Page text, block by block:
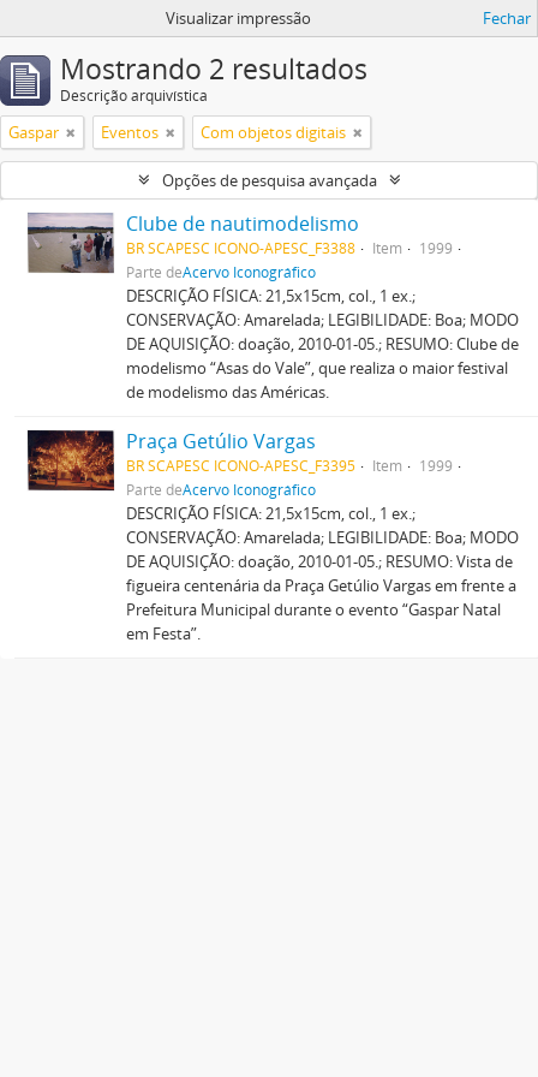
Visualizar impressão Fechar
Mostrando 2 resultados
Descrição arquivística
Gaspar Eventos Com objetos digitais
Opções de pesquisa avançada
Clube de nautimodelismo
BR SCAPESC ICONO-APESC_F3388 Item
1999
Parte deAcervo Iconográfico
DESCRIÇÃO FÍSICA: 21,5x15cm, col., 1 ex.;
CONSERVAÇÃO: Amarelada; LEGIBILIDADE: Boa; MODO
DE AQUISIÇÃO: doação, 2010-01-05.; RESUMO: Clube de
modelismo “Asas do Vale”, que realiza o maior festival
de modelismo das Américas.
Praça Getúlio Vargas
BR SCAPESC ICONO-APESC_F3395 Item
1999
Parte deAcervo Iconográfico
DESCRIÇÃO FÍSICA: 21,5x15cm, col., 1 ex.;
CONSERVAÇÃO: Amarelada; LEGIBILIDADE: Boa; MODO
DE AQUISIÇÃO: doação, 2010-01-05.; RESUMO: Vista de
figueira centenária da Praça Getúlio Vargas em frente a
Prefeitura Municipal durante o evento “Gaspar Natal
em Festa”.